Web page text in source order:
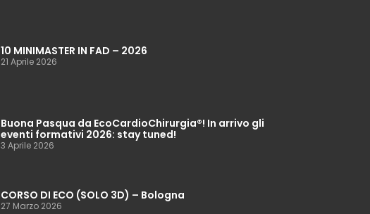
10 MINIMASTER IN FAD – 2026
21 Aprile 2026
Buona Pasqua da EcoCardioChirurgia®! In arrivo gli
eventi formativi 2026: stay tuned!
3 Aprile 2026
CORSO DI ECO (SOLO 3D) – Bologna
27 Marzo 2026